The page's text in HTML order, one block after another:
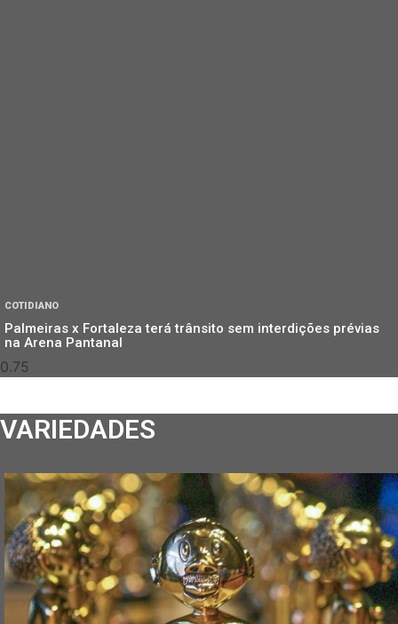
COTIDIANO
Palmeiras x Fortaleza terá trânsito sem interdições prévias
na Arena Pantanal
VARIEDADES